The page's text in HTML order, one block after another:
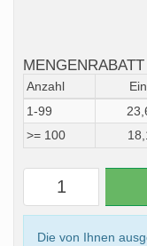
MENGENRABATT
Anzahl
1-99
>= 100
Die von Ihnen